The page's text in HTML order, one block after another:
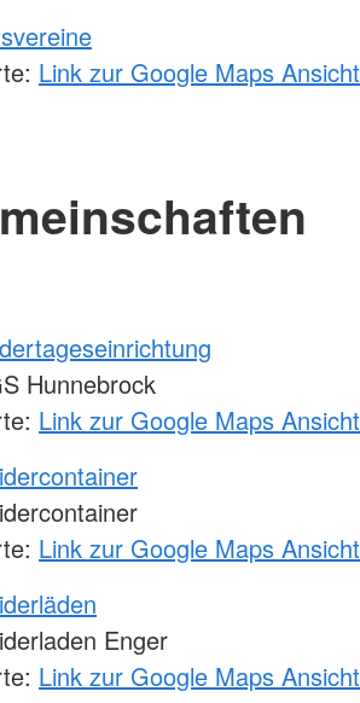
Link zur Google Maps Ansicht
Hunnebrock
Link zur Google Maps Ansicht
Link zur Google Maps Ansicht
Enger
Link zur Google Maps Ansicht